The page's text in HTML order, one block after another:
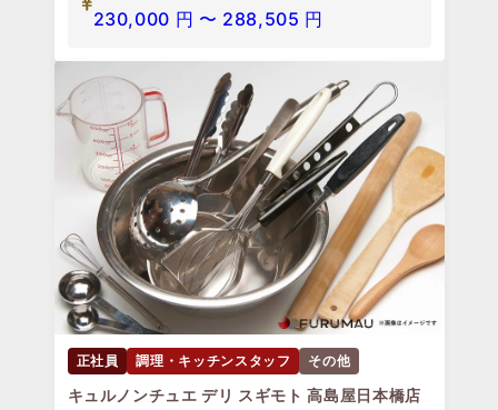
230,000 円 〜 288,505 円
正社員 調理・キッチンスタッフ その他
キュルノンチュエ デリ スギモト 高島屋日本橋店